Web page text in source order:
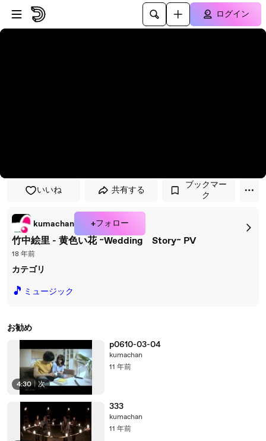
プレイヤーにスキップ
メインコンテンツにスキップ
ログイン
いいね 共有する
ブックマー
ク
kumachan +フォロー
竹中絵里 - 黄色い花 ~Wedding Story~ PV
18 年前
カテゴリ
🎵 ミュージック
お勧め
4:30 | 次
p0610-03-04
kumachan
11 年前
333
kumachan
11 年前